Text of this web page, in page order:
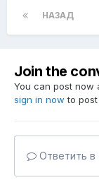
НАЗАД
Join the
You can post now
sign in now to
Ответить в